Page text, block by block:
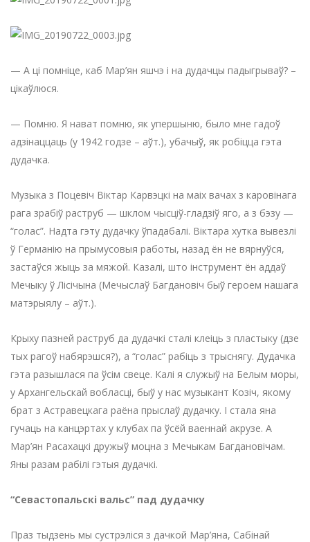
— А ці помніце, каб Мар’ян яшчэ і на дудачцы падыгрываў? –
цікаўлюся.
— Помню. Я нават помню, як упершыню, было мне гадоў
адзінаццаць (у 1942 годзе – аўт.), убачыў, як робіцца гэта
дудачка.
Музыка з Поцевіч Віктар Карвэцкі на маіх вачах з каровінага
рага зрабіў раструб — шклом чысціў-гладзіў яго, а з бэзу —
“голас”. Надта гэту дудачку ўпадабалі. Віктара хутка вывезлі
ў Германію на прымусовыя работы, назад ён не вярнуўся,
застаўся жыць за мяжой. Казалі, што інструмент ён аддаў
Мечыку ў Лісічына (Мечыслаў Багдановіч быў героем нашага
матэрыялу – аўт.).
Крыху пазней раструб да дудачкі сталі клеіць з пластыку (дзе
тых рагоў набярэшся?), а “голас” рабіць з трыснягу. Дудачка
гэта разышлася па ўсім свеце. Калі я служыў на Белым моры,
у Архангельскай вобласці, быў у нас музыкант Козіч, якому
брат з Астравецкага раёна прыслаў дудачку. І стала яна
гучаць на канцэртах у клубах па ўсёй ваеннай акрузе. А
Мар’ян Расахацкі дружыў моцна з Мечыкам Багдановічам.
Яны разам рабілі гэтыя дудачкі.
“Севастопальскі вальс” пад дудачку
Праз тыдзень мы сустрэліся з дачкой Мар’яна, Сабінай